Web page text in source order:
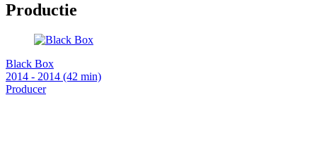
Productie
Black Box
2014 - 2014 (42 min)
Producer